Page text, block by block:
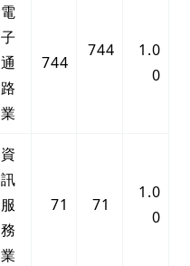
電
子
通
路
業
744
744
1.0
0
資
訊
服
務
業
71 71
1.0
0